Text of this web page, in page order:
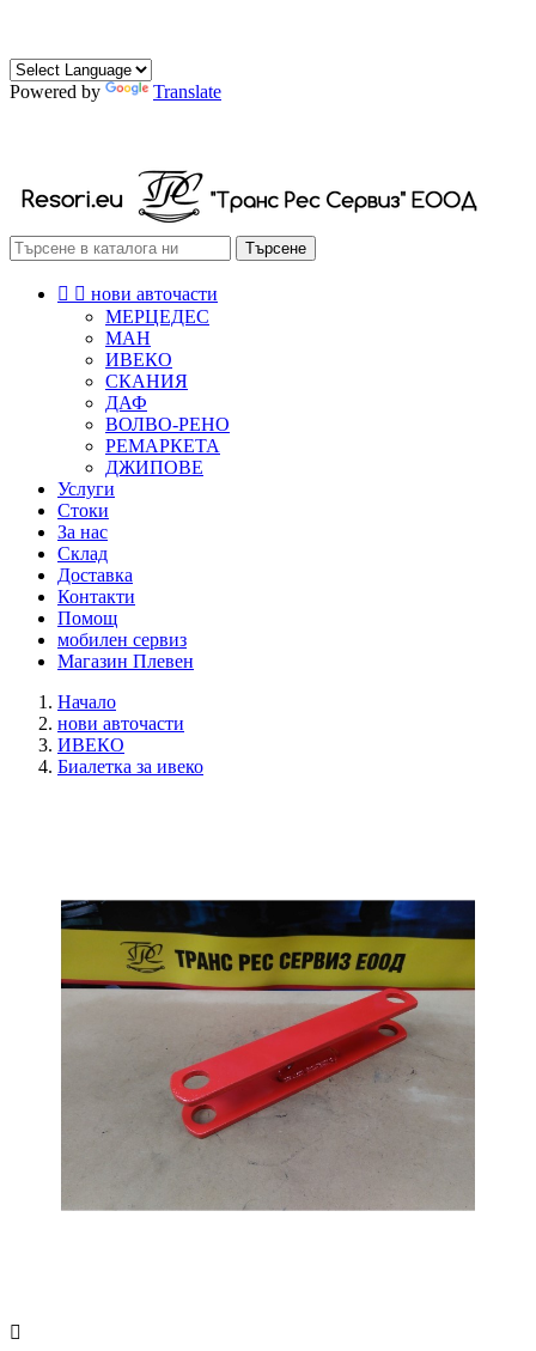
Powered by
Translate
Търсене
  нови авточасти
МЕРЦЕДЕС
МАН
ИВЕКО
СКАНИЯ
ДАФ
ВОЛВО-РЕНО
РЕМАРКЕТА
ДЖИПОВЕ
Услуги
Стоки
За нас
Склад
Доставка
Контакти
Помощ
мобилен сервиз
Магазин Плевен
Начало
нови авточасти
ИВЕКО
Биалетка за ивеко
